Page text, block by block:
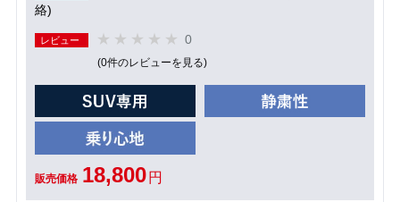
絡)
レビュー 0
(0件のレビューを見る)
販売価格 18,800 円